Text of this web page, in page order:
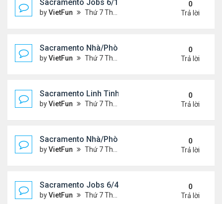
Sacramento Jobs 6/11/21- 6/18/21
byVietFun Thứ 7 Tháng 6 12, 2021 10:19 am
0
Trả lời
Sacramento Nhà/Phòng 6/11/21- 6/18/21
byVietFun Thứ 7 Tháng 6 12, 2021 10:17 am
0
Trả lời
Sacramento Linh Tinh 6/11/21- 6/18/21
byVietFun Thứ 7 Tháng 6 12, 2021 10:15 am
0
Trả lời
Sacramento Nhà/Phòng 6/4/21- 6/11/21
byVietFun Thứ 7 Tháng 6 05, 2021 10:13 am
0
Trả lời
Sacramento Jobs 6/4/21- 6/11/21
byVietFun Thứ 7 Tháng 6 05, 2021 10:12 am
0
Trả lời